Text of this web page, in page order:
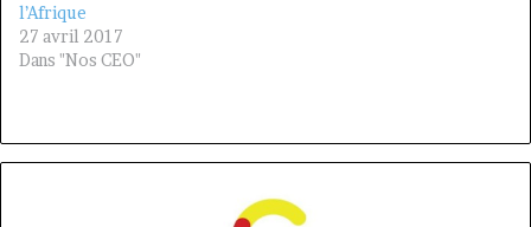
l’Afrique
27 avril 2017
Dans "Nos CEO"